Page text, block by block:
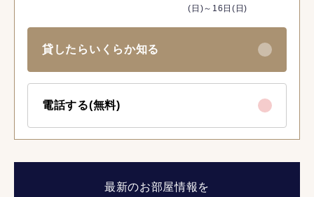
(日)～16日(日)
貸したらいくらか知る
電話する(無料)
最新のお部屋情報を